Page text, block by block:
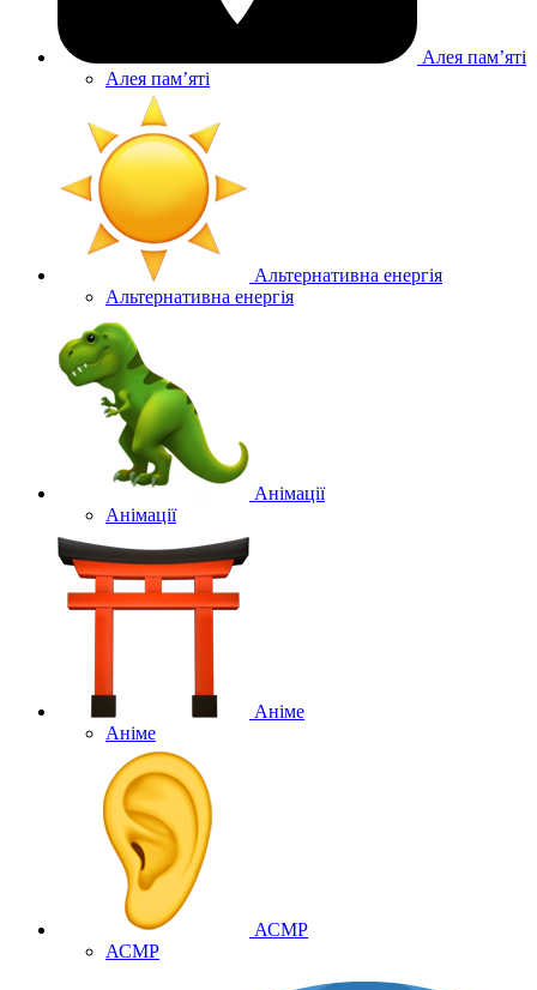
Алея памʼяті
Алея памʼяті
Альтернативна енергія
Альтернативна енергія
Анімації
Анімації
Аніме
Аніме
АСМР
АСМР